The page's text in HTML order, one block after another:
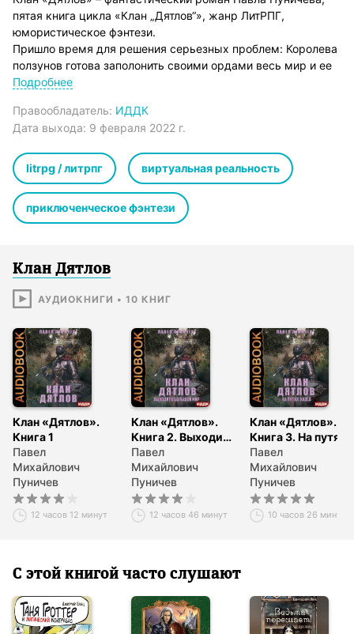
пятая книга цикла «Клан „Дятлов“», жанр ЛитРПГ,
юмористическое фэнтези.
Пришло время для решения серьезных проблем: Королева
ползунов готова заполонить своими ордами весь мир и ее
необходимо остановить, пока этого не произошло, а тут
наших героев. Не пора ли и в его судьбе поставить
последнюю точку? Вот только как это сделать, когда он на
доступно лишь им – Клану «Дятлов»…
Внимание! Аудиозапись содержит нецензурную брань
Книга 1. Клан «Дятлов»
Книга 2. Клан «Дятлов» выходит в большой мир
Книга 5. Клан «Дятлов»
studio.youtube.com
Bruno E. / 1973
© Пуничев Павел
© ИДДК
Подробнее
Правообладатель: ИДДК
Дата выхода: 9 февраля 2022 г.
litrpg / литрпг виртуальная реальность
приключенческое фэнтези
Клан Дятлов
АУДИОКНИГИ • 10 КНИГ
Клан «Дятлов».
Книга 1
Павел
Михайлович
Пуничев
12 часов 12 минут
Клан «Дятлов».
Книга 2. Выходит
в большой мир
Павел
Михайлович
Пуничев
12 часов 46 минут
Клан «Дятлов».
Книга 3. На путях
Хаоса
Павел
Михайлович
Пуничев
10 часов 26 минут
С этой книгой часто слушают